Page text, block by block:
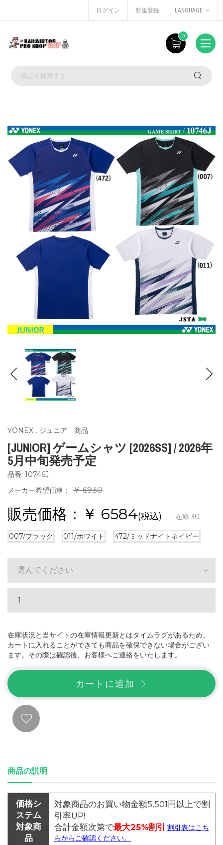
ログイン 新規登録 LANGUAGE
0
YONEX , ジュニア 商品
[JUNIOR] ゲームシャツ [2026SS] / 2026年
5月中旬発売予定
品番: 10746J
メーカー希望価格：
￥ 6930
販売価格：￥ 6584(税込) 在庫:30
007/ブラック 011/ホワイト 472/ミッドナイトネイビー
選んでください
在庫状況と当サイトの在庫情報更新とはタイムラグがあるため、
カートに入れることができても商品を確保できない場合がござい
ます。その際は確認後、お客様へご連絡をいたします。
カートに追加
商品の説明
価格シ
ステム
対象商
品
対象商品のお買い物金額5,501円以上で割
引率UP!
合計金額次第で最大25%割引
割引表はこち
らからご確認ください。